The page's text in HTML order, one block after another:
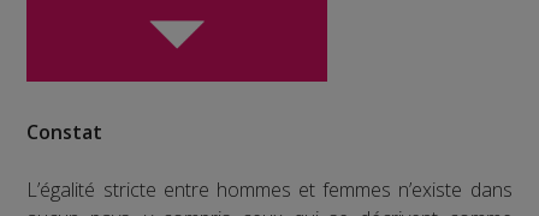
Constat
L’égalité stricte entre hommes et femmes n’existe dans